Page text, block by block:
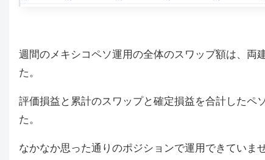
週間のメキシコペソ運用の全体のスワップ額は、両
た。
評価損益と累計のスワップと確定損益を合計したペ
た。
なかなか思った通りのポジションで運用できていま